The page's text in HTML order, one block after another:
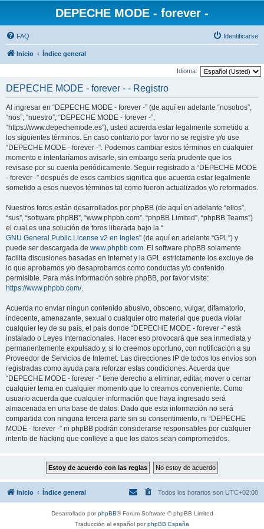
DEPECHE MODE - forever -
FAQ Identificarse
Inicio Índice general
Idioma:
DEPECHE MODE - forever - - Registro
Al ingresar en “DEPECHE MODE - forever -” (de aquí en adelante “nosotros”,
“nos”, “nuestro”, “DEPECHE MODE - forever -”,
“https://www.depechemode.es”), usted acuerda estar legalmente sometido a
los siguientes términos. En caso contrario por favor no se registre y/o use
“DEPECHE MODE - forever -”. Podemos cambiar estos términos en cualquier
momento e intentaríamos avisarle, sin embargo sería prudente que los
revisase por su cuenta periódicamente. Seguir registrado a “DEPECHE MODE
- forever -” después de esos cambios significa que acuerda estar legalmente
sometido a esos nuevos términos tal como fueron actualizados y/o reformados.
Nuestros foros están desarrollados por phpBB (de aquí en adelante “ellos”,
“sus”, “software phpBB”, “www.phpbb.com”, “phpBB Limited”, “phpBB Teams”)
el cual es una solución de foros liberada bajo la “
GNU General Public License v2 en Ingles” (de aquí en adelante “GPL”) y
puede ser descargada de www.phpbb.com. El software phpBB solamente
facilita discusiones basadas en Internet y la GPL estrictamente los excluye de
lo que aprobamos y/o desaprobamos como conductas y/o contenido
permisible. Para más información sobre phpBB, por favor visite:
https://www.phpbb.com/.
Acuerda no enviar ningun contenido abusivo, obsceno, vulgar, difamatorio,
indecente, amenazante, sexual o cualquier otro material que pueda violar
cualquier ley de su país, el país donde “DEPECHE MODE - forever -” está
instalado o Leyes Internacionales. Hacer eso provocará que sea inmediata y
permanentemente expulsado y, si lo creemos oportuno, con notificación a su
Proveedor de Servicios de Internet. Las direcciones IP de todos los envíos son
registradas como ayuda para reforzar estas condiciones. Acuerda que
“DEPECHE MODE - forever -” tiene derecho a eliminar, editar, mover o cerrar
cualquier tema en cualquier momento que lo creamos conveniente. Como
usuario acuerda que cualquier información que haya ingresado será
almacenada en una base de datos. Dado que esta información no será
compartida con ninguna tercera parte sin su consentimiento, ni “DEPECHE
MODE - forever -” ni phpBB podrán considerarse responsables por cualquier
intento de hacking que conlleve a que los datos sean comprometidos.
Inicio Índice general Todos los horarios son UTC+02:00
Desarrollado porphpBB® Forum Software © phpBB Limited
Traducción al español porphpBB España